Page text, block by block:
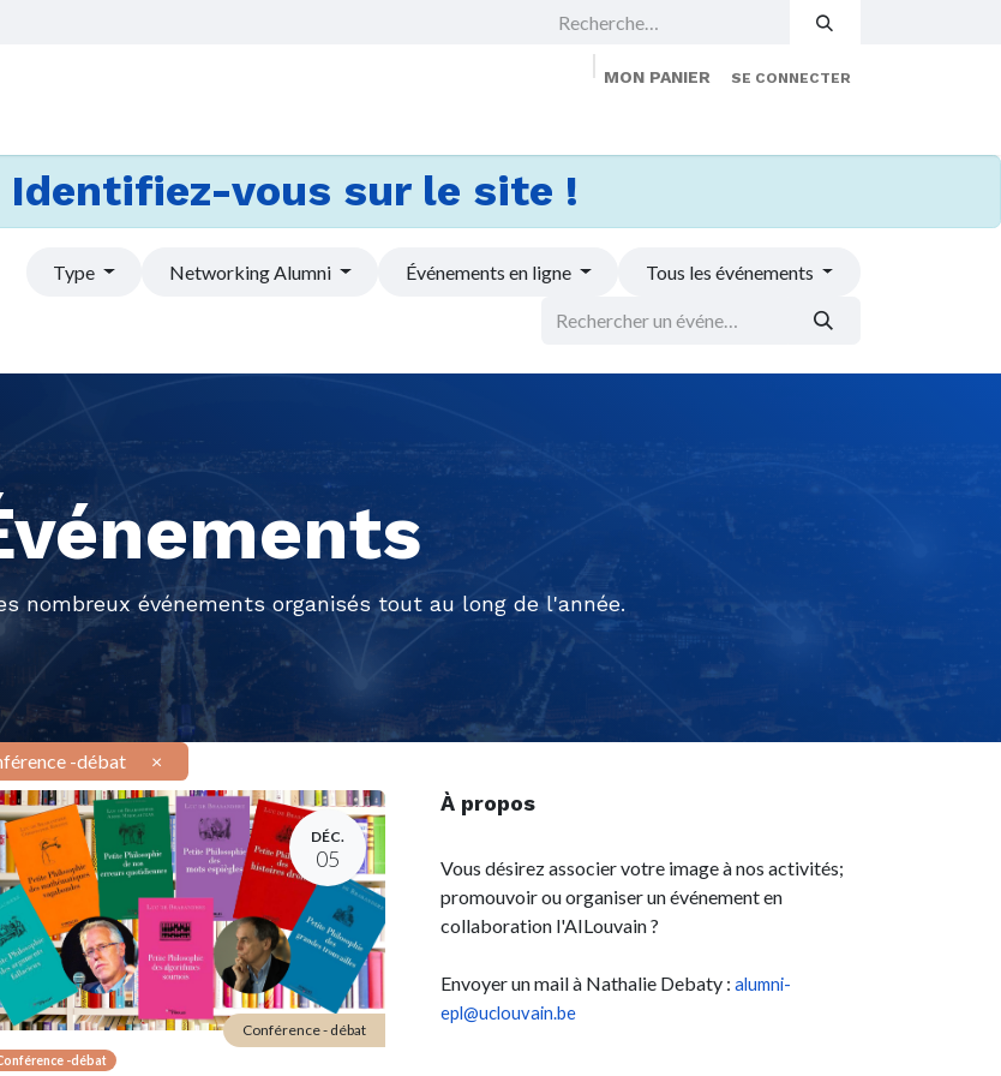
MON PANIER SE CONNECTER
Identifiez-vous sur le site !
Type Networking Alumni Événements en ligne Tous les événements
nombreux événements organisés tout au long de l'année.
-débat ×
DÉC.
05
-débat
Conférence - débat
À propos
Vous désirez associer votre image à nos activités;
promouvoir ou organiser un événement en
collaboration l'AILouvain ?
Envoyer un mail à Nathalie Debaty : alumni-
epl@uclouvain.be